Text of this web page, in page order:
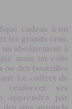
cadeau à un
les grands crus,
abonnement à
mois un colis
ou des bouteilles
Le coffret de
renforcer ses
apprendra par